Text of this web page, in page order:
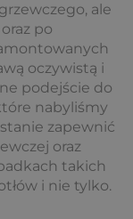
ale
po
oczywistą i
podejście do
nabyliśmy
zapewnić
oraz
takich
i nie tylko.